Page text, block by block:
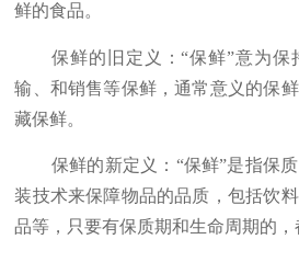
鲜的食品。
保鲜的旧定义：“保鲜”意为
输、和销售等保鲜，通常意义的保
藏保鲜。
保鲜的新定义：“保鲜”是指保
装技术来保障物品的品质，包括饮
品等，只要有保质期和生命周期的，